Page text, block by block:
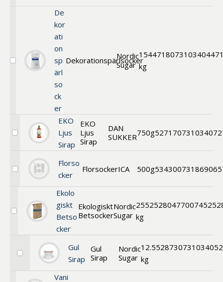
PS
Välj
De
kor
ati
on
sp
ärl
so
ck
er
Dekorationspärlsocker
Nordic
Sugar
15
kg
44718
Välj
Ljus
EKO
Ljus
Sirap
EKO
Ljus
Sirap
DAN
SUKKER750g52717
Välj
Florso
cker
FlorsockerICA 500g53430
Välj
Ekolo
giskt
Betso
cker
Ekologiskt
Betsocker
Nordic
Sugar
25
kg
52528
Välj
Sirap
Gul
Sirap
Gul
Sirap
Nordic
Sugar
12.5
kg
52873
Vani